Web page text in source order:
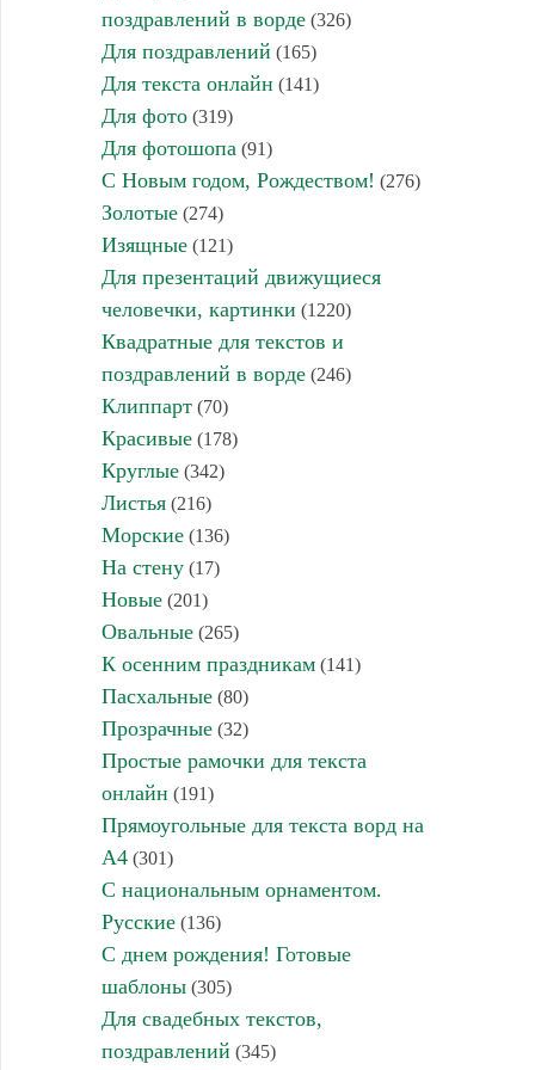
поздравлений в ворде(326)
Для поздравлений (165)
Для текста онлайн (141)
Для фото(319)
Для фотошопа (91)
С Новым годом, Рождеством! (276)
Золотые(274)
Изящные(121)
Для презентаций движущиеся
человечки, картинки (1220)
Квадратные для текстов и
поздравлений в ворде(246)
Клиппарт(70)
Красивые(178)
Круглые(342)
Листья(216)
Морские(136)
На стену(17)
Новые(201)
Овальные(265)
К осенним праздникам(141)
Пасхальные(80)
Прозрачные(32)
Простые рамочки для текста
онлайн (191)
Прямоугольные для текста ворд на
А4(301)
С национальным орнаментом.
Русские(136)
С днем рождения! Готовые
шаблоны(305)
Для свадебных текстов,
поздравлений (345)